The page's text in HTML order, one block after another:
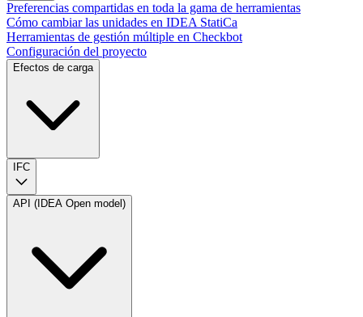
Preferencias compartidas en toda la gama de herramientas
Cómo cambiar las unidades en IDEA StatiCa
Herramientas de gestión múltiple en Checkbot
Configuración del proyecto
Efectos de carga
IFC
API (IDEA Open model)